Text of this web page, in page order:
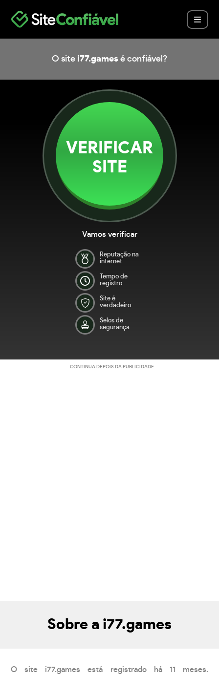
O site i77.games é confiável?
VERIFICAR
SITE
Vamos verificar
Reputação na
internet
Tempo de
registro
Site é
verdadeiro
Selos de
segurança
CONTINUA DEPOIS DA PUBLICIDADE
Sobre a i77.games
O site i77.games está registrado há 11 meses.